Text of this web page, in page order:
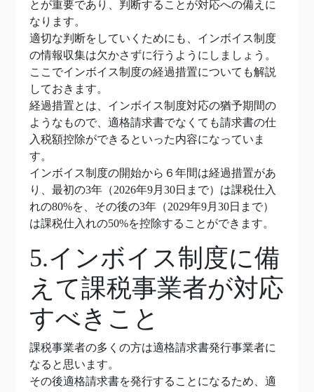
とが重要であり、判断することが対応への備えに
なります。
適切な判断をしていくためにも、インボイス制度
の情報収集は欠かさずに行うようにしましょう。
ここでインボイス制度の経過措置についても解説
しておきます。
経過措置とは、インボイス制度対応の猶予期間の
ようなもので、適格請求書でなくても請求書の仕
入税額控除ができるといった内容になっていま
す。
インボイス制度の開始から６年間は経過措置があ
り、最初の3年（2026年9月30日まで）は課税仕入
れの80%を、その後の3年（2029年9月30日まで）
は課税仕入れの50%を控除することができます。
5.インボイス制度に備
えて課税事業者が対応
すべきこと
課税事業者の多くの方は適格請求書発行事業者に
なると思います。
その後適格請求書を発行することになるため、適